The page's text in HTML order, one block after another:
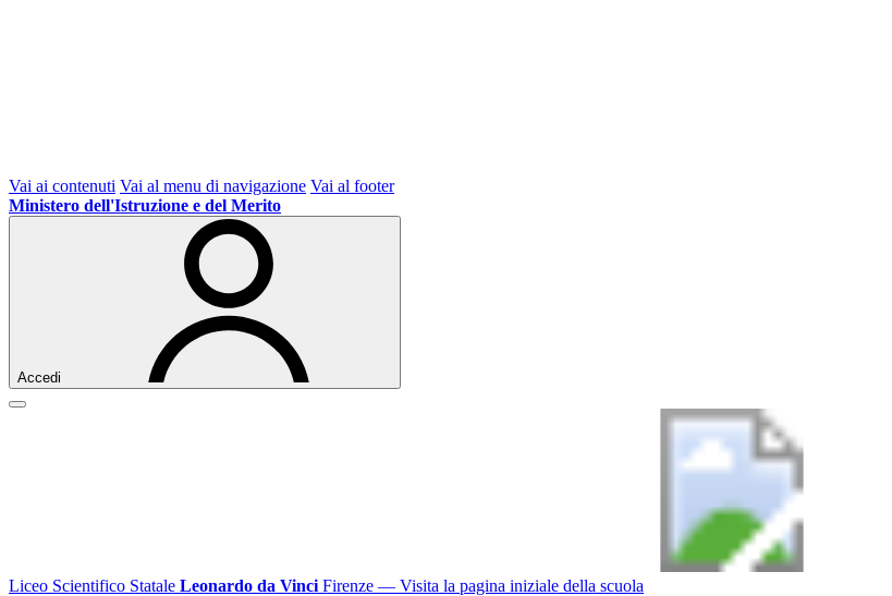
Vai ai contenuti Vai al menu di navigazione Vai al footer
Ministero dell'Istruzione e del Merito
Accedi
Liceo Scientifico Statale Leonardo da Vinci Firenze — Visita la pagina iniziale della scuola